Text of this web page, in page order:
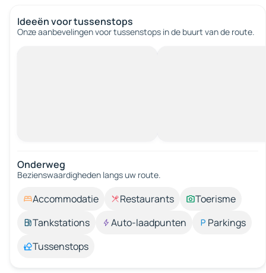
Ideeën voor tussenstops
Onze aanbevelingen voor tussenstops in de buurt van de route.
Onderweg
Bezienswaardigheden langs uw route.
Accommodatie Restaurants
Toerisme
Tankstations
Auto-laadpunten
Parkings
Tussenstops